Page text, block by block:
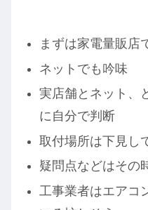
まずは家電量販店
ネットでも吟味
実店舗とネット、
に自分で判断
取付場所は下見し
疑問点などはその
工事業者はエアコ